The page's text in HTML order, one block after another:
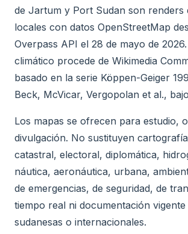
de Jartum y Port Sudan son renders
locales con datos OpenStreetMap
Overpass API el 28 de mayo de
climático procede de Wikimedia
basado en la serie Köppen-Geiger
Beck, McVicar, Vergopolan et al.,
Los mapas se ofrecen para estudio,
divulgación. No sustituyen
catastral, electoral, diplomática,
náutica, aeronáutica, urbana,
de emergencias, de seguridad, de
tiempo real ni documentación vigente
sudanesas o internacionales.